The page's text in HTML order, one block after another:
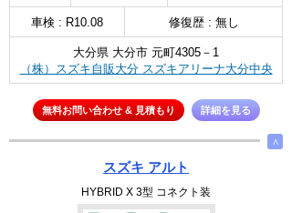
車検 : R10.08 修復歴 : 無し
大分県 大分市 元町4305－1
（株）スズキ自販大分 スズキアリーナ大分中央
無料お問い合わせ & 見積もり 詳細を見る
∧
スズキ アルト
HYBRID X 3型 コネクト装